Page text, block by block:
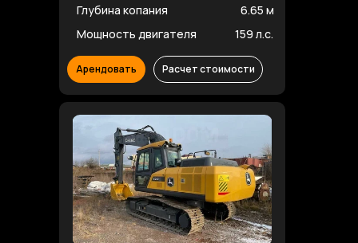
Глубина копания
6.65 м
Мощность двигателя
159 л.с.
Арендовать Расчет стоимости